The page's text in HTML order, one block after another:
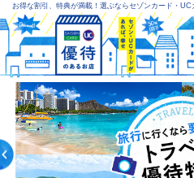
お得な割引、特典が満載！選ぶならセゾンカード・UC